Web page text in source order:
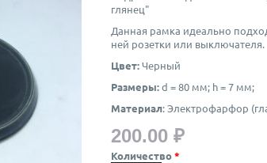
глянец"
Данная рамка идеально
ней розетки или выключателя.
Цвет:Черный
Размеры:d = 80 мм; h = 7 мм;
Материал: Электрофарфор
200.00 ₽
Количество*